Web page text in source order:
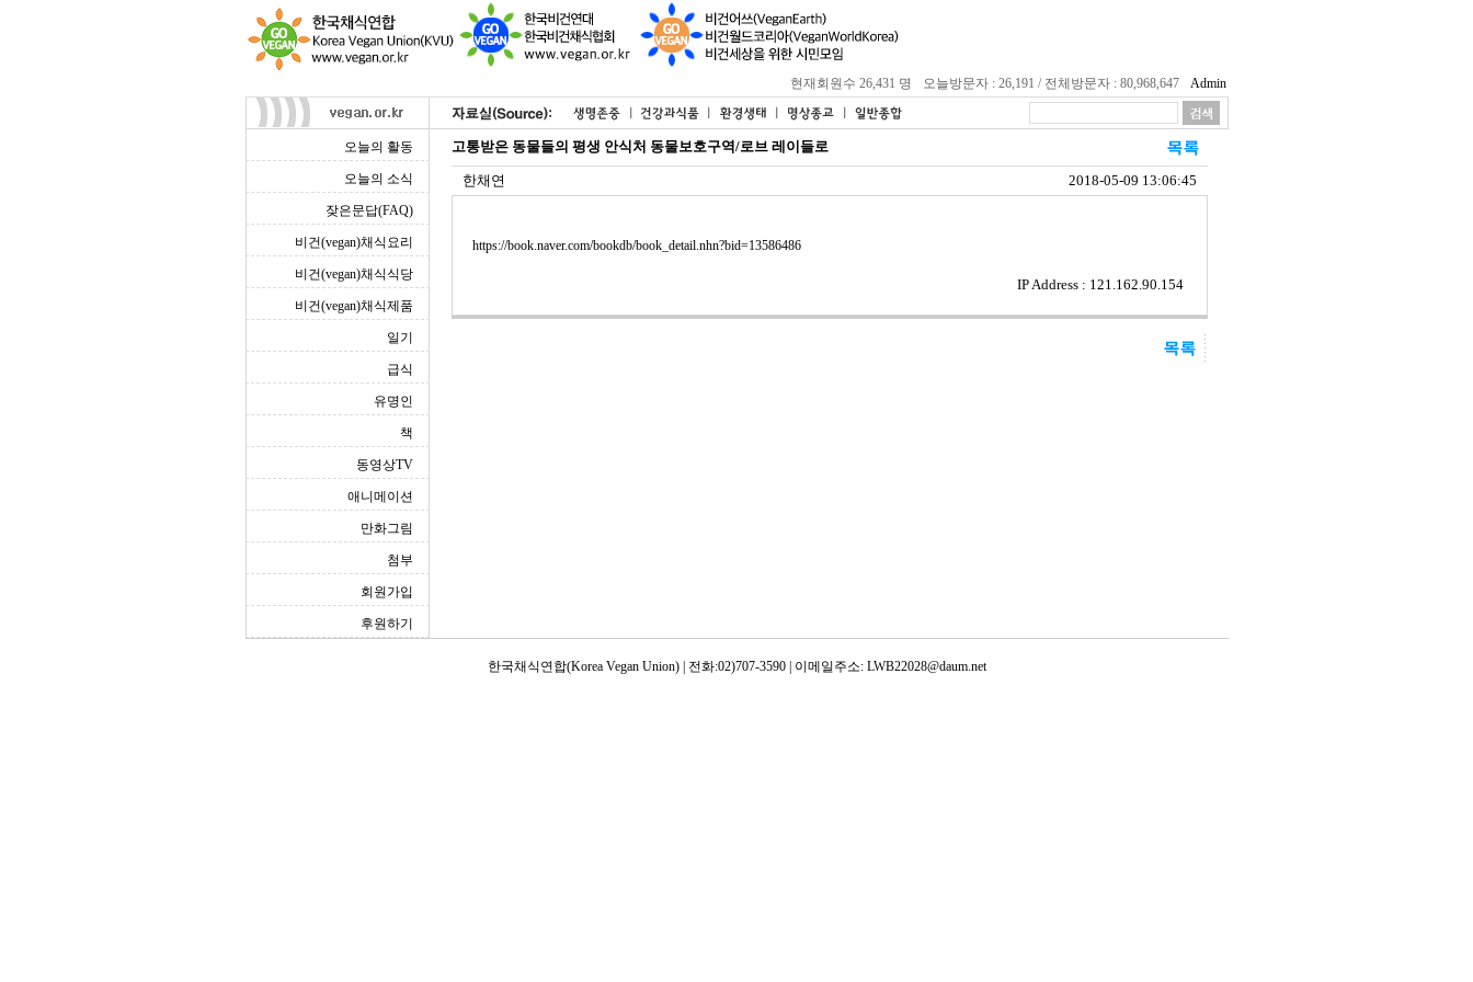
현재회원수 26,431 명 오늘방문자 : 26,191 / 전체방문자 : 80,968,647 Admin
오늘의 활동
오늘의 소식
잦은문답(FAQ)
비건(vegan)채식요리
비건(vegan)채식식당
비건(vegan)채식제품
일기
급식
유명인
책
동영상TV
애니메이션
만화그림
첨부
회원가입
후원하기
고통받은 동물들의 평생 안식처 동물보호구역/로브 레이들로
한채연 2018-05-09 13:06:45
https://book.naver.com/bookdb/book_detail.nhn?bid=13586486
IP Address : 121.162.90.154
한국채식연합(Korea Vegan Union) | 전화:02)707-3590 | 이메일주소: LWB22028@daum.net